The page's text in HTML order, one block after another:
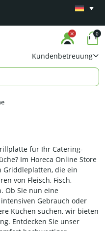
Kundenbetreuung
0
für Ihr Catering-
Im Horeca Online Store
Griddleplatten, die ein
von Fleisch, Fisch,
Ob Sie nun eine
Gebrauch oder
Küchen suchen, wir bieten
Entdecken Sie unser